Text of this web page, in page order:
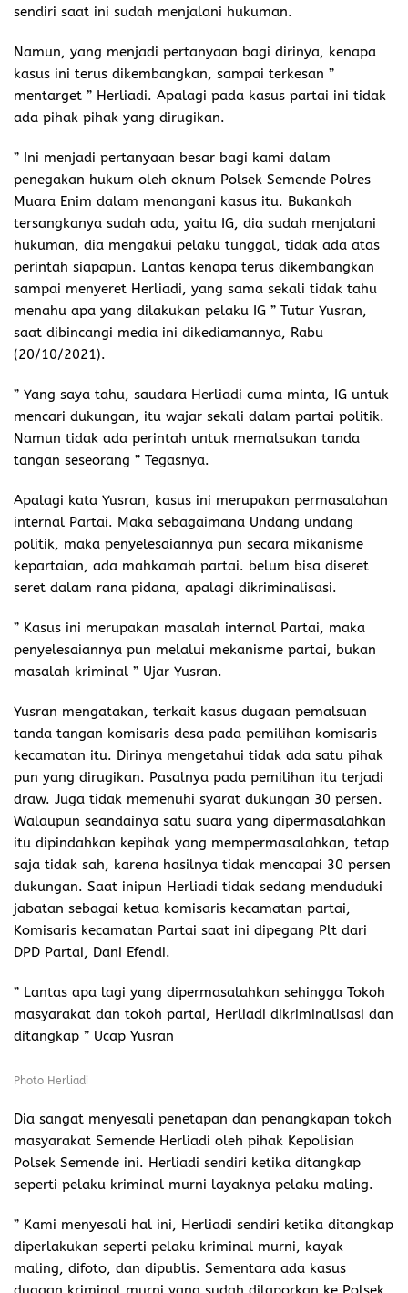
sendiri saat ini sudah menjalani hukuman.
Namun, yang menjadi pertanyaan bagi dirinya, kenapa
kasus ini terus dikembangkan, sampai terkesan ”
mentarget ” Herliadi. Apalagi pada kasus partai ini tidak
ada pihak pihak yang dirugikan.
” Ini menjadi pertanyaan besar bagi kami dalam
penegakan hukum oleh oknum Polsek Semende Polres
Muara Enim dalam menangani kasus itu. Bukankah
tersangkanya sudah ada, yaitu IG, dia sudah menjalani
hukuman, dia mengakui pelaku tunggal, tidak ada atas
perintah siapapun. Lantas kenapa terus dikembangkan
sampai menyeret Herliadi, yang sama sekali tidak tahu
menahu apa yang dilakukan pelaku IG ” Tutur Yusran,
saat dibincangi media ini dikediamannya, Rabu
(20/10/2021).
” Yang saya tahu, saudara Herliadi cuma minta, IG untuk
mencari dukungan, itu wajar sekali dalam partai politik.
Namun tidak ada perintah untuk memalsukan tanda
tangan seseorang ” Tegasnya.
Apalagi kata Yusran, kasus ini merupakan permasalahan
internal Partai. Maka sebagaimana Undang undang
politik, maka penyelesaiannya pun secara mikanisme
kepartaian, ada mahkamah partai. belum bisa diseret
seret dalam rana pidana, apalagi dikriminalisasi.
” Kasus ini merupakan masalah internal Partai, maka
penyelesaiannya pun melalui mekanisme partai, bukan
masalah kriminal ” Ujar Yusran.
Yusran mengatakan, terkait kasus dugaan pemalsuan
tanda tangan komisaris desa pada pemilihan komisaris
kecamatan itu. Dirinya mengetahui tidak ada satu pihak
pun yang dirugikan. Pasalnya pada pemilihan itu terjadi
draw. Juga tidak memenuhi syarat dukungan 30 persen.
Walaupun seandainya satu suara yang dipermasalahkan
itu dipindahkan kepihak yang mempermasalahkan, tetap
saja tidak sah, karena hasilnya tidak mencapai 30 persen
dukungan. Saat inipun Herliadi tidak sedang menduduki
jabatan sebagai ketua komisaris kecamatan partai,
Komisaris kecamatan Partai saat ini dipegang Plt dari
DPD Partai, Dani Efendi.
” Lantas apa lagi yang dipermasalahkan sehingga Tokoh
masyarakat dan tokoh partai, Herliadi dikriminalisasi dan
ditangkap ” Ucap Yusran
Photo Herliadi
Dia sangat menyesali penetapan dan penangkapan tokoh
masyarakat Semende Herliadi oleh pihak Kepolisian
Polsek Semende ini. Herliadi sendiri ketika ditangkap
seperti pelaku kriminal murni layaknya pelaku maling.
” Kami menyesali hal ini, Herliadi sendiri ketika ditangkap
diperlakukan seperti pelaku kriminal murni, kayak
maling, difoto, dan dipublis. Sementara ada kasus